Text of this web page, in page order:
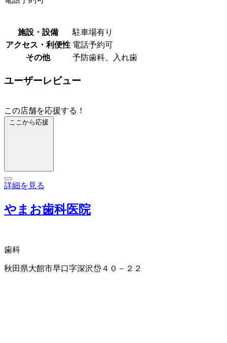
施設・設備
駐車場有り
アクセス・利便性 電話予約可
その他
予防歯科、入れ歯
ユーザーレビュー
この店舗を応援する！
ここから応援
詳細を見る
やまお歯科医院
歯科
秋田県大館市早口字深沢岱４０－２２